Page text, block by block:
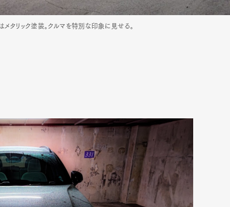
メタリック塗装。クルマを特別な印象に見せる。